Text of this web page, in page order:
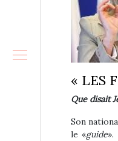
« LES
Que disait
Son
le «guide».